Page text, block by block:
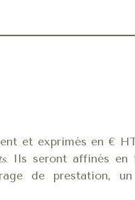
et exprimés en €
. Ils seront affinés en
de prestation,